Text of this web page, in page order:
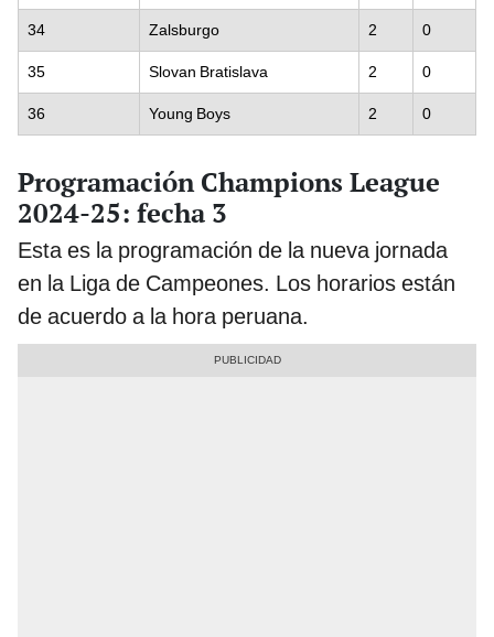
34 Zalsburgo 2 0
35 Slovan Bratislava 2 0
36 Young Boys 2 0
Programación Champions League
2024-25: fecha 3
Esta es la programación de la nueva jornada
en la Liga de Campeones. Los horarios están
de acuerdo a la hora peruana.